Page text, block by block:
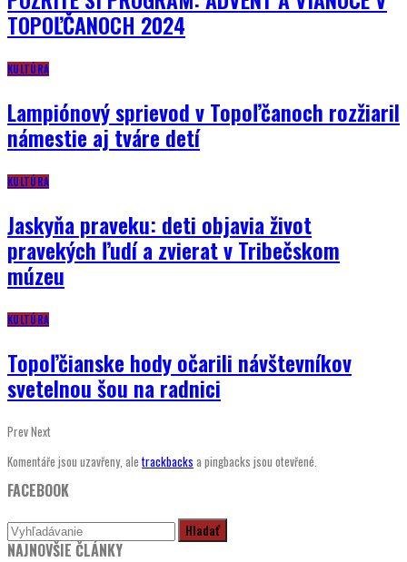
TOPOĽČANOCH 2024
KULTÚRA
Lampiónový sprievod v Topoľčanoch rozžiaril
námestie aj tváre detí
KULTÚRA
Jaskyňa praveku: deti objavia život
pravekých ľudí a zvierat v Tribečskom
múzeu
KULTÚRA
Topoľčianske hody očarili návštevníkov
svetelnou šou na radnici
PrevNext
Komentáře jsou uzavřeny, ale trackbacks a pingbacks jsou otevřené.
FACEBOOK
NAJNOVŠIE ČLÁNKY